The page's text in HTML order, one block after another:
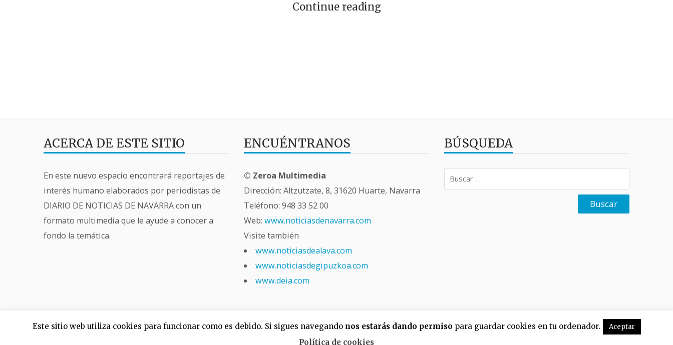
Continue reading
ACERCA DE ESTE SITIO
En este nuevo espacio encontrará reportajes de
interés humano elaborados por periodistas de
DIARIO DE NOTICIAS DE NAVARRA con un
formato multimedia que le ayude a conocer a
fondo la temática.
ENCUÉNTRANOS
© Zeroa Multimedia
Dirección: Altzutzate, 8, 31620 Huarte, Navarra
Teléfono: 948 33 52 00
Web: www.noticiasdenavarra.com
Visite también
www.noticiasdealava.com
www.noticiasdegipuzkoa.com
www.deia.com
BÚSQUEDA
Buscar:
Secciones
Este sitio web utiliza cookies para funcionar como es debido. Si sigues navegando nos estarás dando permiso para guardar cookies en tu ordenador. Aceptar
Política de cookies